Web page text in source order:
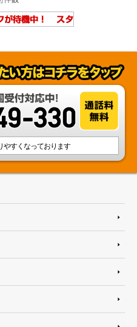
やすくなっております